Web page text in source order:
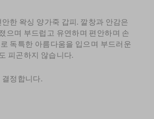
한 왁싱 양가죽 갑피. 깔창과 안감은
으며 부드럽고 유연하며 편안하며 손
독특한 아름다움을 입으며 부드러운
피곤하지 않습니다.
정합니다.